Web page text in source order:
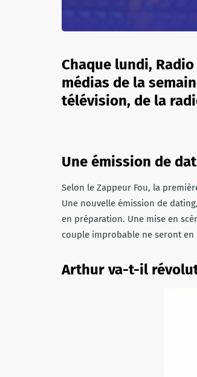
Chaque lundi,
médias de la
télévision, de la
Une émission de
Selon le Zappeur Fou, la
Une nouvelle émission de
en préparation. Une mise en
couple improbable ne seront
Arthur va-t-il